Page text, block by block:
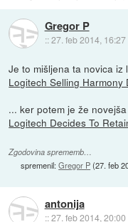
Gregor P
::27. feb 2014, 16:27
Je to mišljena ta novica iz
Logitech Selling
... ker potem je že
Logitech Decides To
Zgodovina sprememb…
spremenil:Gregor P(27. feb
antonija
::27. feb 2014, 20:00